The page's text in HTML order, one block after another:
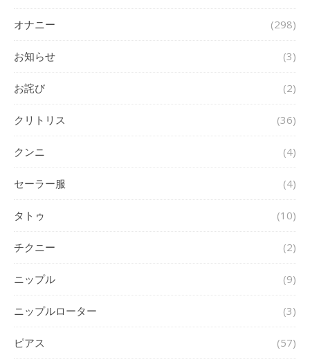
オナニー (298)
お知らせ (3)
お詫び (2)
クリトリス (36)
クンニ (4)
セーラー服 (4)
タトゥ (10)
チクニー (2)
ニップル (9)
ニップルローター (3)
ピアス (57)